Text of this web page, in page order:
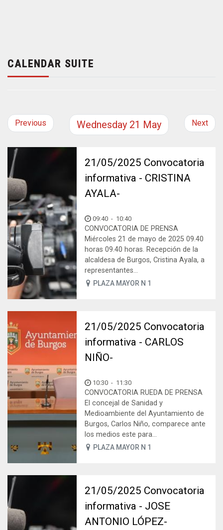
CALENDAR SUITE
Previous Wednesday 21 May Next
21/05/2025 Convocatoria
informativa - CRISTINA
AYALA-
09:40 - 10:40
CONVOCATORIA DE PRENSA
Miércoles 21 de mayo de 2025 09.40
horas 09.40 horas. Recepción de la
alcaldesa de Burgos, Cristina Ayala, a
representantes...
PLAZA MAYOR N 1
21/05/2025 Convocatoria
informativa - CARLOS
NIÑO-
10:30 - 11:30
CONVOCATORIA RUEDA DE PRENSA
El concejal de Sanidad y
Medioambiente del Ayuntamiento de
Burgos, Carlos Niño, comparece ante
los medios este para...
PLAZA MAYOR N 1
21/05/2025 Convocatoria
informativa - JOSE
ANTONIO LÓPEZ-